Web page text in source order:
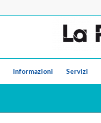
Informazioni Servizi